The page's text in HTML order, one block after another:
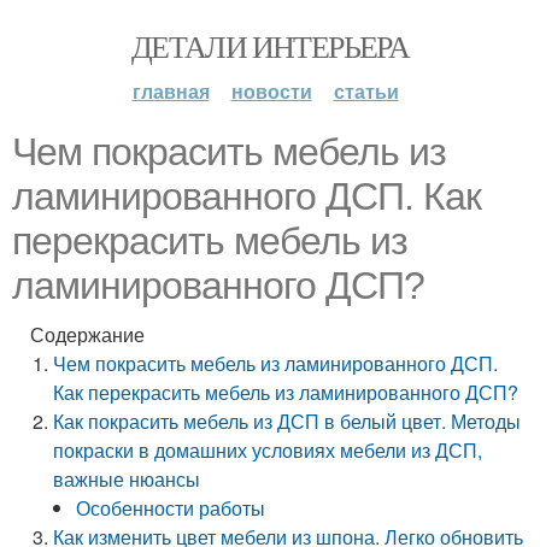
ДЕТАЛИ ИНТЕРЬЕРА
главная новости статьи
Чем покрасить мебель из
ламинированного ДСП. Как
перекрасить мебель из
ламинированного ДСП?
Содержание
Чем покрасить мебель из ламинированного ДСП.
Как перекрасить мебель из ламинированного ДСП?
Как покрасить мебель из ДСП в белый цвет. Методы
покраски в домашних условиях мебели из ДСП,
важные нюансы
Особенности работы
Как изменить цвет мебели из шпона. Легко обновить